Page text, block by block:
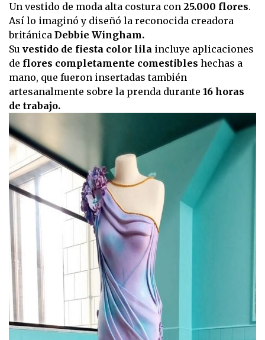
Un vestido de moda alta costura con 25.000 flores.
Así lo imaginó y diseñó la reconocida creadora
británica Debbie Wingham.
Su vestido de fiesta color lila incluye aplicaciones
de flores completamente comestibles hechas a
mano, que fueron insertadas también
artesanalmente sobre la prenda durante 16 horas
de trabajo.